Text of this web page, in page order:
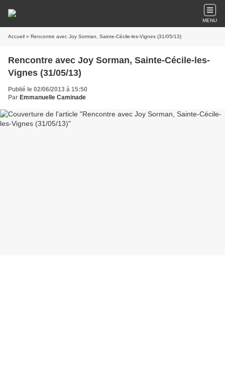
MENU
Accueil » Rencontre avec Joy Sorman, Sainte-Cécile-les-Vignes (31/05/13)
Rencontre avec Joy Sorman, Sainte-Cécile-les-
Vignes (31/05/13)
Publié le 02/06/2013 à 15:50
Par Emmanuelle Caminade